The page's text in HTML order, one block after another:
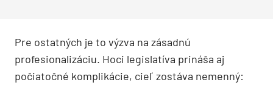
Pre ostatných je to výzva na zásadnú
profesionalizáciu. Hoci legislatíva prináša aj
počiatočné komplikácie, cieľ zostáva nemenný: